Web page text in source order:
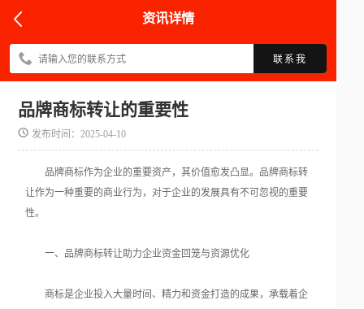
资讯详情
联系我
品牌商标转让的重要性
发布时间：2025-04-10
品牌商标作为企业的重要资产，其价值愈发凸显。品牌商标转
让作为一种重要的商业行为，对于企业的发展具有不可忽视的重要
性。
一、品牌商标转让助力企业资金回笼与资源优化
商标是企业投入大量时间、精力和资金打造的成果，承载着企